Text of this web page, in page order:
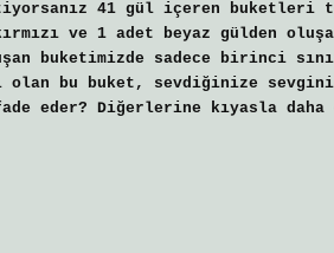
41 gül içeren
ve 1 adet beyaz gülden
buketimizde sadece birinci
bu buket, sevdiğinize
eder? Diğerlerine kıyasla